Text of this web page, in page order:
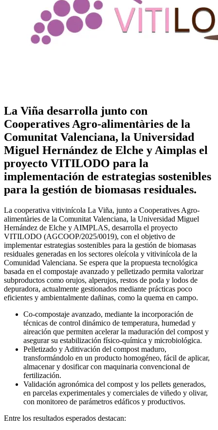
La Viña desarrolla junto con
Cooperatives Agro-alimentàries de la
Comunitat Valenciana, la Universidad
Miguel Hernández de Elche y Aimplas el
proyecto VITILODO para la
implementación de estrategias sostenibles
para la gestión de biomasas residuales.
La cooperativa vitivinícola La Viña, junto a Cooperatives Agro-
alimentàries de la Comunitat Valenciana, la Universidad Miguel
Hernández de Elche y AIMPLAS, desarrolla el proyecto
VITILODO (AGCOOP/2025/0019), con el objetivo de
implementar estrategias sostenibles para la gestión de biomasas
residuales generadas en los sectores oleícola y vitivinícola de la
Comunidad Valenciana. Se espera que la propuesta tecnológica
basada en el compostaje avanzado y pelletizado permita valorizar
subproductos como orujos, alperujos, restos de poda y lodos de
depuradora, actualmente gestionados mediante prácticas poco
eficientes y ambientalmente dañinas, como la quema en campo.
Co-compostaje avanzado, mediante la incorporación de
técnicas de control dinámico de temperatura, humedad y
aireación que permiten acelerar la maduración del compost y
asegurar su estabilización físico-química y microbiológica.
Pelletizado y Aditivación del compost maduro,
transformándolo en un producto homogéneo, fácil de aplicar,
almacenar y dosificar con maquinaria convencional de
fertilización.
Validación agronómica del compost y los pellets generados,
en parcelas experimentales y comerciales de viñedo y olivar,
con monitoreo de parámetros edáficos y productivos.
Entre los resultados esperados destacan: